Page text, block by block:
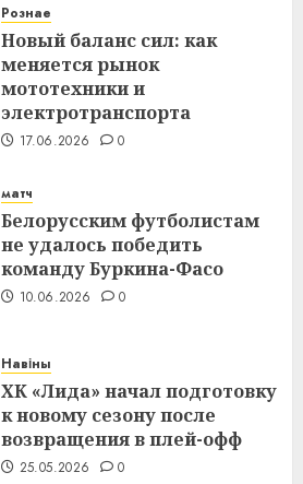
Рознае
Новый баланс сил: как
меняется рынок
мототехники и
электротранспорта
17.06.2026 0
матч
Белорусским футболистам
не удалось победить
команду Буркина-Фасо
10.06.2026 0
Навіны
ХК «Лида» начал подготовку
к новому сезону после
возвращения в плей-офф
25.05.2026 0